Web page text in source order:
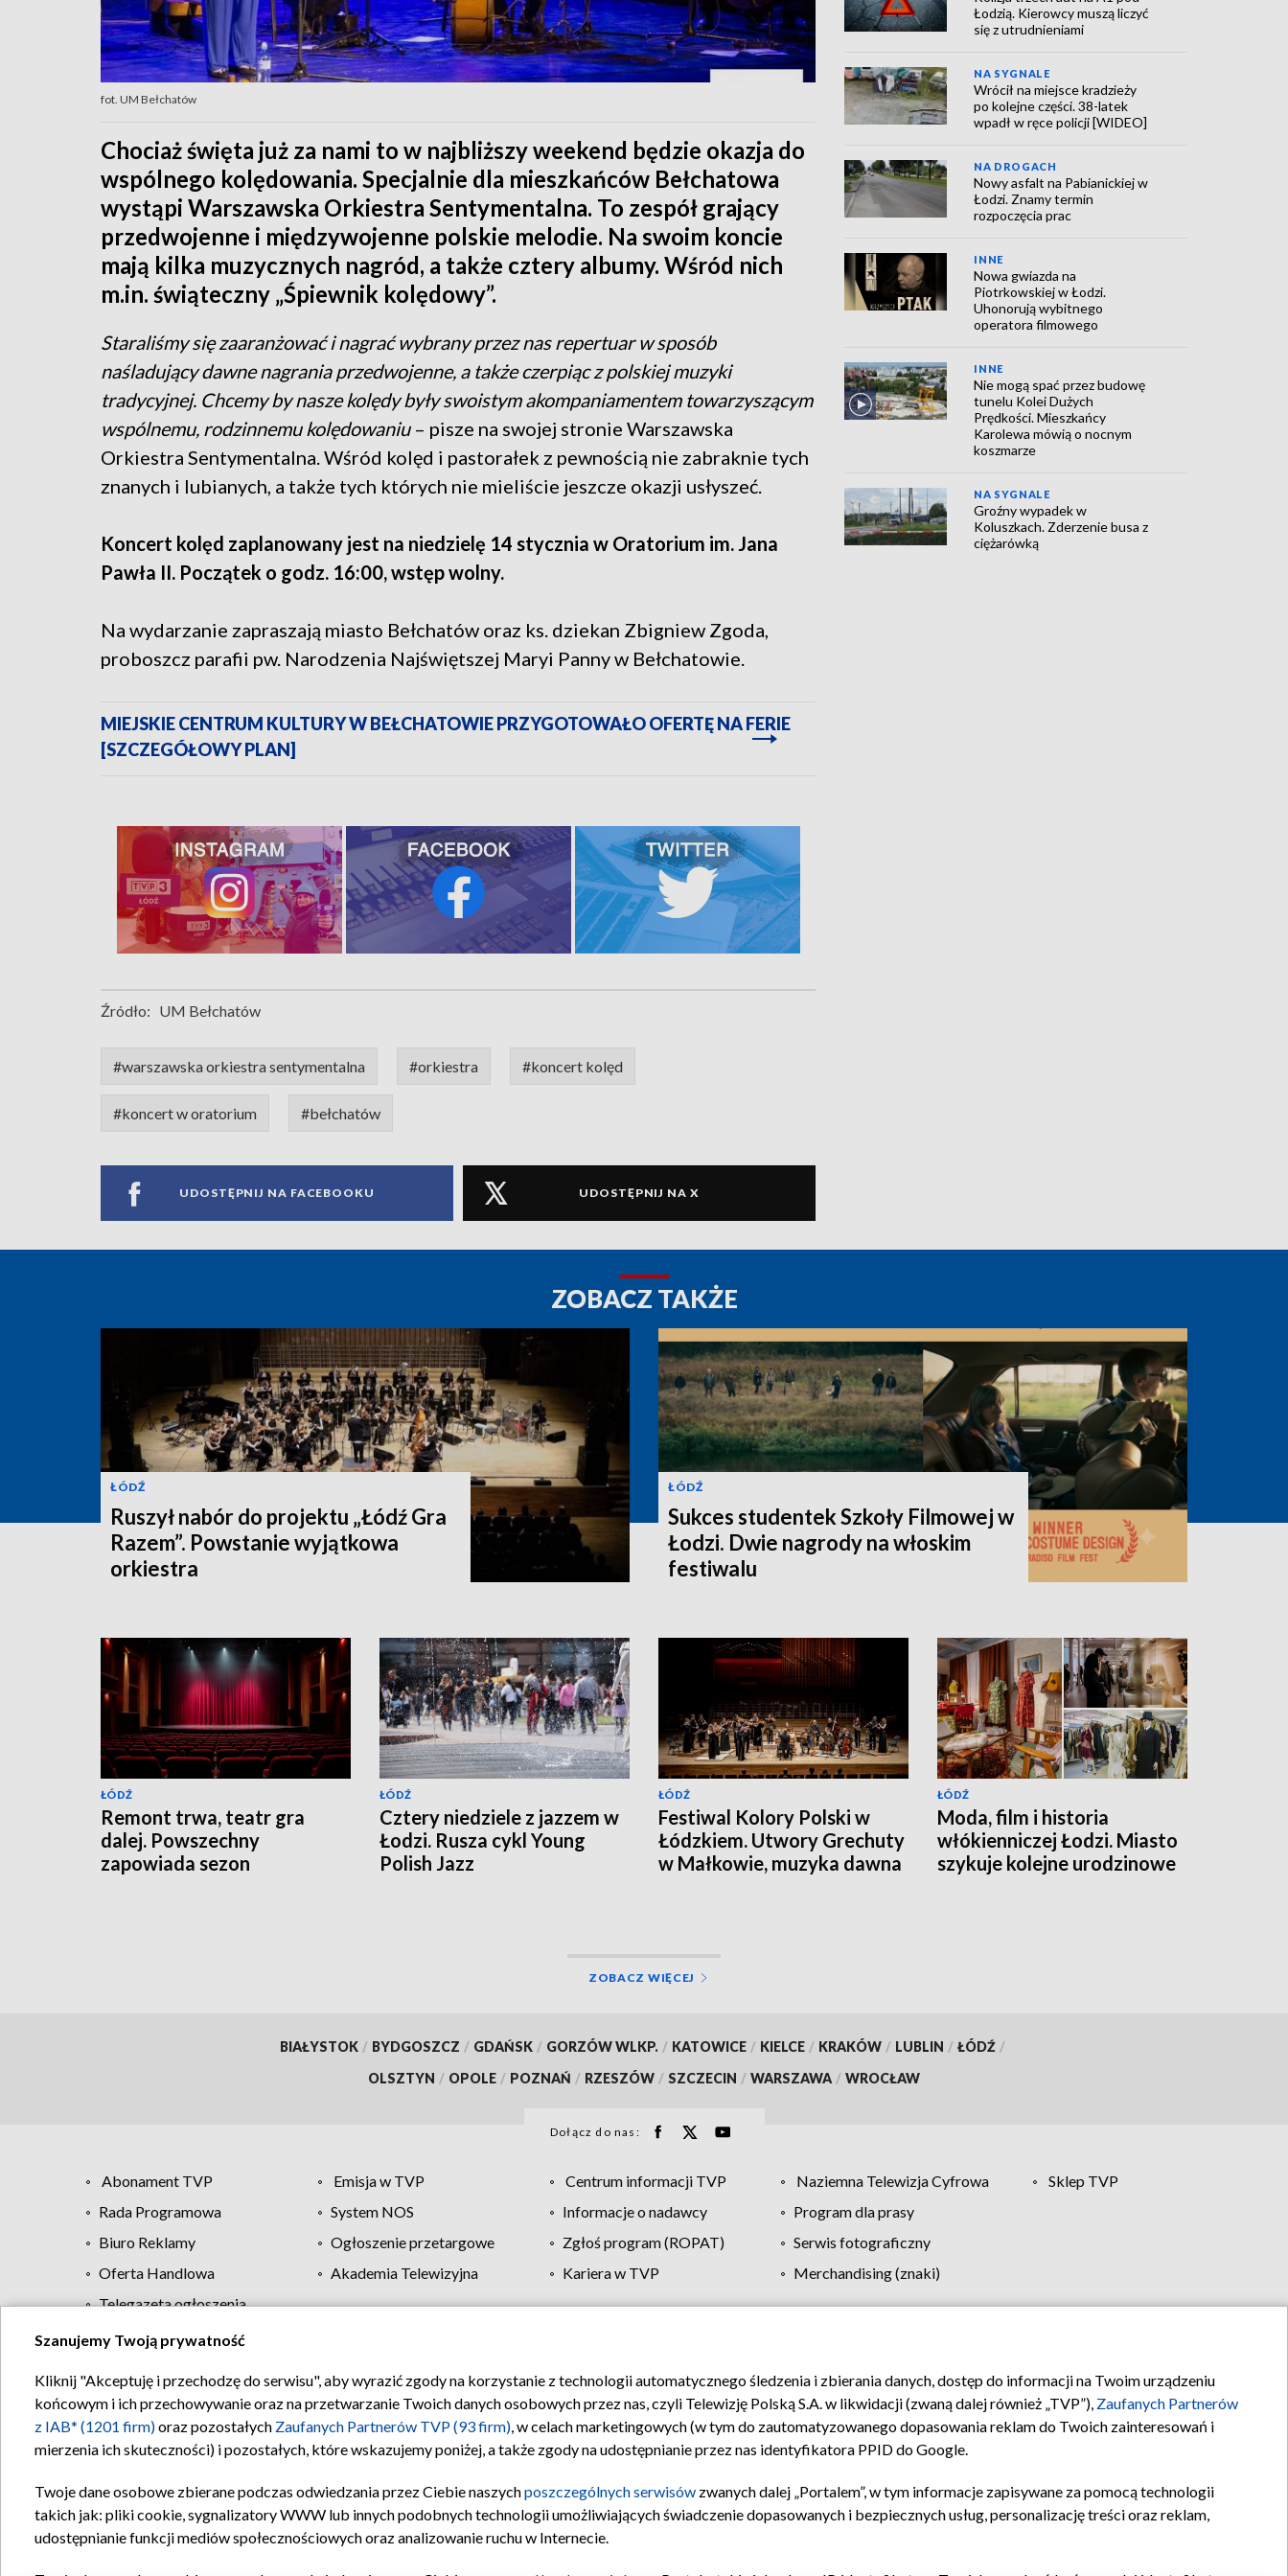
fot. UM Bełchatów
Chociaż święta już za nami to w najbliższy weekend będzie okazja do
wspólnego kolędowania. Specjalnie dla mieszkańców Bełchatowa
wystąpi Warszawska Orkiestra Sentymentalna. To zespół grający
przedwojenne i międzywojenne polskie melodie. Na swoim koncie
mają kilka muzycznych nagród, a także cztery albumy. Wśród nich
m.in. świąteczny „Śpiewnik kolędowy”.
Staraliśmy się zaaranżować i nagrać wybrany przez nas repertuar w sposób
naśladujący dawne nagrania przedwojenne, a także czerpiąc z polskiej muzyki
tradycyjnej. Chcemy by nasze kolędy były swoistym akompaniamentem towarzyszącym
wspólnemu, rodzinnemu kolędowaniu– pisze na swojej stronie Warszawska
Orkiestra Sentymentalna. Wśród kolęd i pastorałek z pewnością nie zabraknie tych
znanych i lubianych, a także tych których nie mieliście jeszcze okazji usłyszeć.
Koncert kolęd zaplanowany jest na niedzielę 14 stycznia w Oratorium im. Jana
Pawła II. Początek o godz. 16:00, wstęp wolny.
Na wydarzanie zapraszają miasto Bełchatów oraz ks. dziekan Zbigniew Zgoda,
proboszcz parafii pw. Narodzenia Najświętszej Maryi Panny w Bełchatowie.
MIEJSKIE CENTRUM KULTURY W BEŁCHATOWIE PRZYGOTOWAŁO OFERTĘ NA FERIE
[SZCZEGÓŁOWY PLAN]
Źródło: UM Bełchatów
#warszawska orkiestra sentymentalna #orkiestra #koncert kolęd
#koncert w oratorium #bełchatów
UDOSTĘPNIJ NA FACEBOOKU UDOSTĘPNIJ NA X
Łodzią. Kierowcy muszą liczyć
się z utrudnieniami
NA SYGNALE
Wrócił na miejsce kradzieży
po kolejne części. 38-latek
wpadł w ręce policji [WIDEO]
NA DROGACH
Nowy asfalt na Pabianickiej w
Łodzi. Znamy termin
rozpoczęcia prac
INNE
Nowa gwiazda na
Piotrkowskiej w Łodzi.
Uhonorują wybitnego
operatora filmowego
INNE
Nie mogą spać przez budowę
tunelu Kolei Dużych
Prędkości. Mieszkańcy
Karolewa mówią o nocnym
koszmarze
NA SYGNALE
Groźny wypadek w
Koluszkach. Zderzenie busa z
ciężarówką
ZOBACZ TAKŻE
ŁÓDŹ
Ruszył nabór do projektu „Łódź Gra
Razem”. Powstanie wyjątkowa
orkiestra
ŁÓDŹ
Sukces studentek Szkoły Filmowej w
Łodzi. Dwie nagrody na włoskim
festiwalu
ŁÓDŹ
Remont trwa, teatr gra
dalej. Powszechny
zapowiada sezon
ŁÓDŹ
Cztery niedziele z jazzem w
Łodzi. Rusza cykl Young
Polish Jazz
ŁÓDŹ
Festiwal Kolory Polski w
Łódzkiem. Utwory Grechuty
w Małkowie, muzyka dawna
ŁÓDŹ
Moda, film i historia
włókienniczej Łodzi. Miasto
szykuje kolejne urodzinowe
ZOBACZ WIĘCEJ
BIAŁYSTOK / BYDGOSZCZ / GDAŃSK / GORZÓW WLKP. / KATOWICE / KIELCE / KRAKÓW / LUBLIN / ŁÓDŹ /
OLSZTYN / OPOLE / POZNAŃ / RZESZÓW / SZCZECIN / WARSZAWA / WROCŁAW
Dołącz do nas:
Abonament TVP Emisja w TVP Centrum informacji TVP Naziemna Telewizja Cyfrowa
Sklep TVP
Rada Programowa
System NOS Informacje o nadawcy
Program dla prasy
Biuro Reklamy
Ogłoszenie przetargowe Zgłoś program (ROPAT)
Serwis fotograficzny
Oferta Handlowa
Akademia Telewizyjna Kariera w TVP
Merchandising (znaki)
Telegazeta ogłoszenia
Regulamin TVP Polityka prywatności Moje zgody Pomoc Biuro reklamy Kontakt
Szanujemy Twoją prywatność
Kliknij "Akceptuję i przechodzę do serwisu", aby wyrazić zgody na korzystanie z technologii automatycznego śledzenia i zbierania danych, dostęp do informacji na Twoim urządzeniu
końcowym i ich przechowywanie oraz na przetwarzanie Twoich danych osobowych przez nas, czyli Telewizję Polską S.A. w likwidacji (zwaną dalej również „TVP”), Zaufanych Partnerów
z IAB* (1201 firm)oraz pozostałych Zaufanych Partnerów TVP (93 firm), w celach marketingowych (w tym do zautomatyzowanego dopasowania reklam do Twoich zainteresowań i
mierzenia ich skuteczności) i pozostałych, które wskazujemy poniżej, a także zgody na udostępnianie przez nas identyfikatora PPID do Google.
Twoje dane osobowe zbierane podczas odwiedzania przez Ciebie naszychposzczególnych serwisów zwanych dalej „Portalem”, w tym informacje zapisywane za pomocą technologii
takich jak: pliki cookie, sygnalizatory WWW lub innych podobnych technologii umożliwiających świadczenie dopasowanych i bezpiecznych usług, personalizację treści oraz reklam,
udostępnianie funkcji mediów społecznościowych oraz analizowanie ruchu w Internecie.